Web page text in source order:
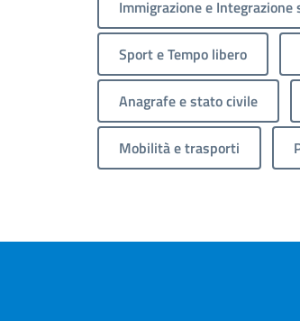
Immigrazione e Integrazione
Sport e Tempo libero
Anagrafe e stato civile
Mobilità e trasporti